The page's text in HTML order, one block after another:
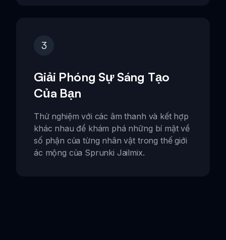
3
Giải Phóng Sự Sáng Tạo
Của Bạn
Thử nghiệm với các âm thanh và kết hợp
khác nhau để khám phá những bí mật về
số phận của từng nhân vật trong thế giới
ác mộng của Sprunki Jailmix.